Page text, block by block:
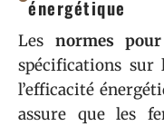
énergétique
Les normes
spécifications sur
l’efficacité
assure que les